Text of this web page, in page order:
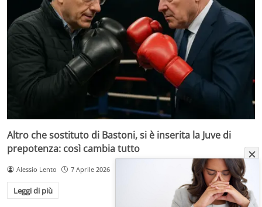
Altro che sostituto di Bastoni, si è inserita la Juve di
prepotenza: così cambia tutto
Alessio Lento 7 Aprile 2026
Leggi di più